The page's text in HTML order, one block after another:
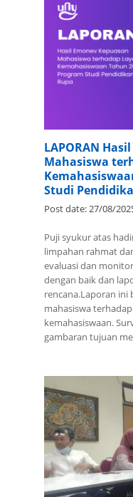
LAPORAN
Mahasiswa
Studi
Post date:27/08/
Puji syukur atas
limpahan rahmat
evaluasi dan
dengan baik dan
rencana.Laporan ini
mahasiswa
kemahasiswaan.
gambaran tujuan